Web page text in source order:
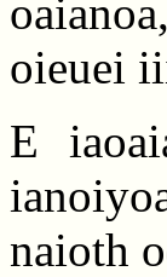
oieuei
E
naioth